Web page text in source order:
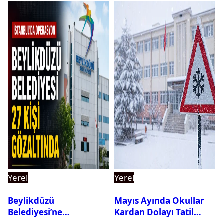
Yerel
Beylikdüzü
Belediyesi’ne
Yerel
Mayıs Ayında Okullar
Kardan Dolayı Tatil